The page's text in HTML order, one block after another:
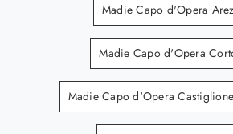
Madie Capo d'Opera
Madie Capo d'Opera
Madie Capo d'Opera